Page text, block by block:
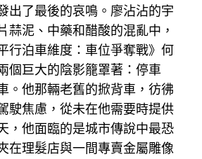
出了最後的哀鳴。廖沾沾的宇
蒜泥、中藥和醋酸的混亂中，
行泊車維度：車位爭奪戰》何
個巨大的陰影籠罩著：停車
。他那輛老舊的掀背車，彷彿
駛焦慮，從未在他需要時提供
，他面臨的是城市傳說中最恐
在理髮店與一間專賣金屬雕像